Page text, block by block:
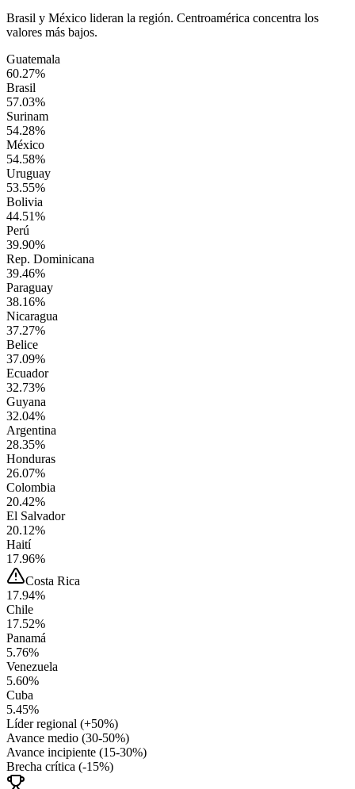
Brasil y México lideran la región. Centroamérica concentra los
valores más bajos.
Guatemala
60.27%
Brasil
57.03%
Surinam
54.28%
México
54.58%
Uruguay
53.55%
Bolivia
44.51%
Perú
39.90%
Rep. Dominicana
39.46%
Paraguay
38.16%
Nicaragua
37.27%
Belice
37.09%
Ecuador
32.73%
Guyana
32.04%
Argentina
28.35%
Honduras
26.07%
Colombia
20.42%
El Salvador
20.12%
Haití
17.96%
Costa Rica
17.94%
Chile
17.52%
Panamá
5.76%
Venezuela
5.60%
Cuba
5.45%
Líder regional (+50%)
Avance medio (30-50%)
Avance incipiente (15-30%)
Brecha crítica (-15%)